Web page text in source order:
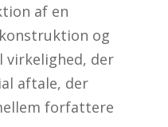
af en
og
virkelighed, der
aftale, der
forfattere